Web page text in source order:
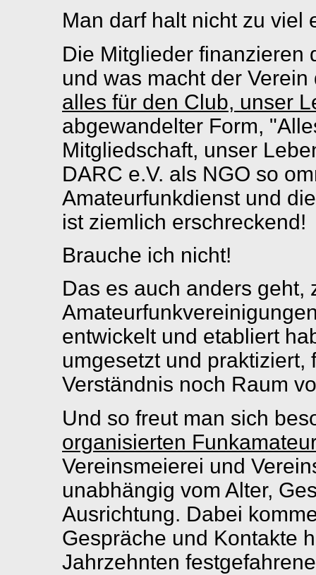
Man darf halt nicht zu viel
Die Mitglieder finanzieren
und was macht der Verein
alles für den Club, unser
abgewandelter Form,
Mitgliedschaft, unser
DARC e.V. als NGO so
Amateurfunkdienst und
ist ziemlich erschreckend!
Brauche ich nicht!
Das es auch anders
entwickelt und etabliert
umgesetzt und praktiziert,
Verständnis noch Raum
Und so freut man sich
organisierten
Vereinsmeierei und
unabhängig vom Alter,
Ausrichtung. Dabei
Gespräche und Kontakte
Jahrzehnten